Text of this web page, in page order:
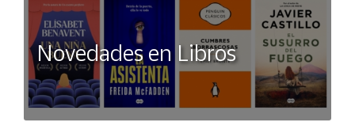
Novedades en Libros